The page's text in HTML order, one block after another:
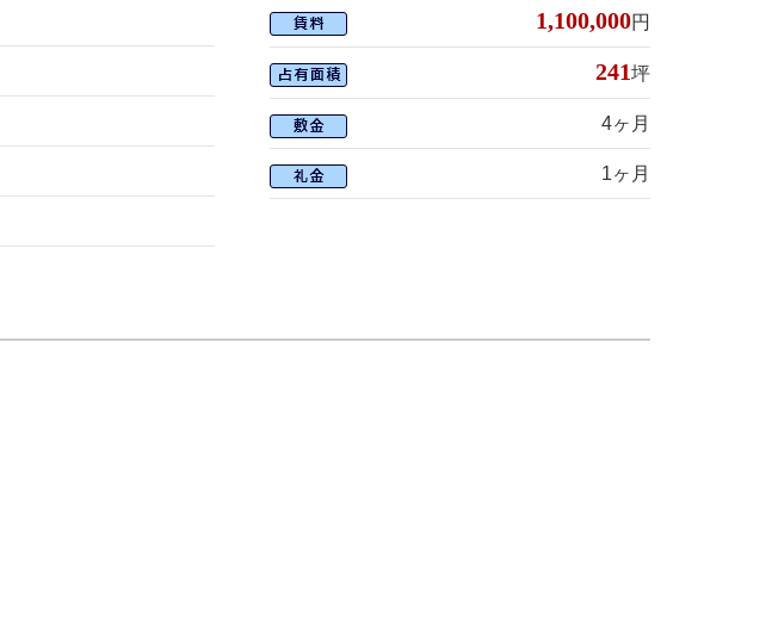
1,100,000円
241坪
4ヶ月
1ヶ月